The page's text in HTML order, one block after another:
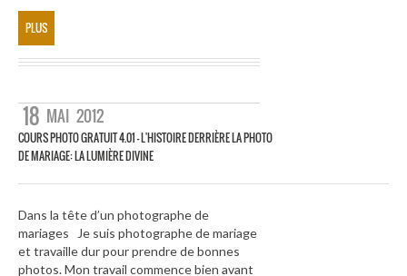
PLUS
18 MAI 2012
COURS PHOTO GRATUIT 4.01 – L'HISTOIRE DERRIÈRE LA PHOTO
DE MARIAGE: LA LUMIÈRE DIVINE
Dans la tête d’un photographe de
mariages Je suis photographe de mariage
et travaille dur pour prendre de bonnes
photos. Mon travail commence bien avant